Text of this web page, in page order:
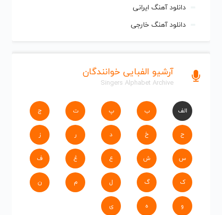
دانلود آهنگ ایرانی
دانلود آهنگ خارجی
آرشیو الفبایی خوانندگان
Singers Alphabet Archive
الف ب پ ت ج
ح خ د ر ز
س ش ع غ ف
ک گ ل م ن
و ه ی